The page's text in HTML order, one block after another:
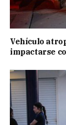
Vehículo
impactarse